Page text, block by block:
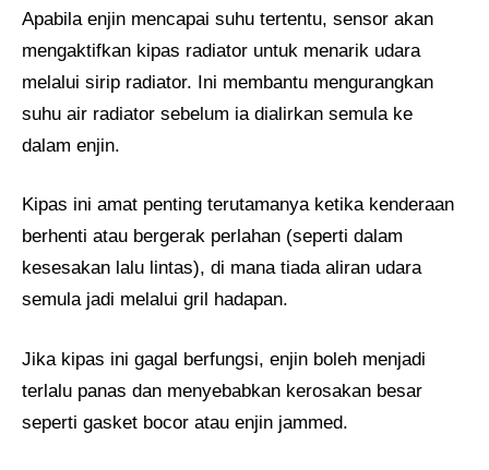
Apabila enjin mencapai suhu tertentu, sensor akan
mengaktifkan kipas radiator untuk menarik udara
melalui sirip radiator. Ini membantu mengurangkan
suhu air radiator sebelum ia dialirkan semula ke
dalam enjin.
Kipas ini amat penting terutamanya ketika kenderaan
berhenti atau bergerak perlahan (seperti dalam
kesesakan lalu lintas), di mana tiada aliran udara
semula jadi melalui gril hadapan.
Jika kipas ini gagal berfungsi, enjin boleh menjadi
terlalu panas dan menyebabkan kerosakan besar
seperti gasket bocor atau enjin jammed.